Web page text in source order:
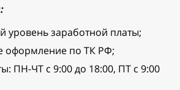
уровень заработной платы;
оформление по ТК РФ;
ПН-ЧТ с 9:00 до 18:00, ПТ с 9:00